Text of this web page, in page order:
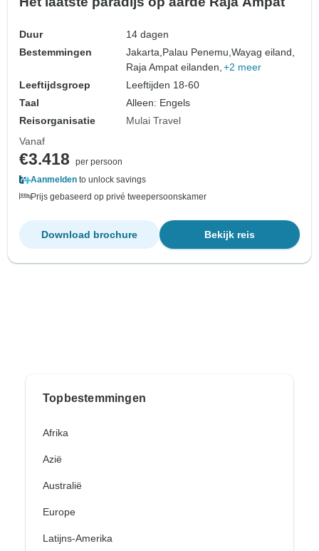
Duur
14 dagen
Bestemmingen
Jakarta,Palau Penemu,Wayag eiland,
Raja Ampat eilanden, +2 meer
Leeftijdsgroep
Leeftijden 18-60
Taal
Alleen: Engels
Reisorganisatie
Mulai Travel
Vanaf
€3.418
per persoon
Aanmelden to unlock savings
Prijs gebaseerd op privé tweepersoonskamer
Bekijk reis
Download brochure
Topbestemmingen
Afrika
Azië
Australië
Europe
Latijns-Amerika